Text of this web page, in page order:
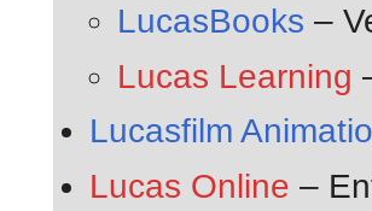
LucasBooks –
Lucas Learning
Lucasfilm
Lucas Online –